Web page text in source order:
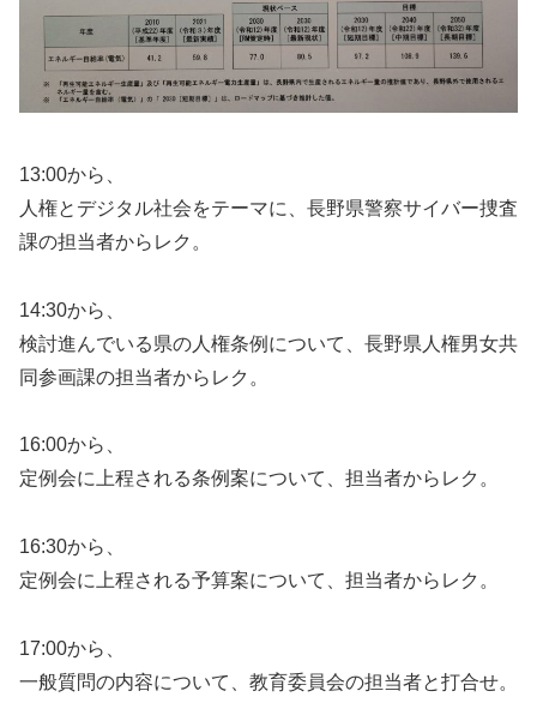
13:00から、
人権とデジタル社会をテーマに、長野県警察サイバー捜査
課の担当者からレク。
14:30から、
検討進んでいる県の人権条例について、長野県人権男女共
同参画課の担当者からレク。
16:00から、
定例会に上程される条例案について、担当者からレク。
16:30から、
定例会に上程される予算案について、担当者からレク。
17:00から、
一般質問の内容について、教育委員会の担当者と打合せ。